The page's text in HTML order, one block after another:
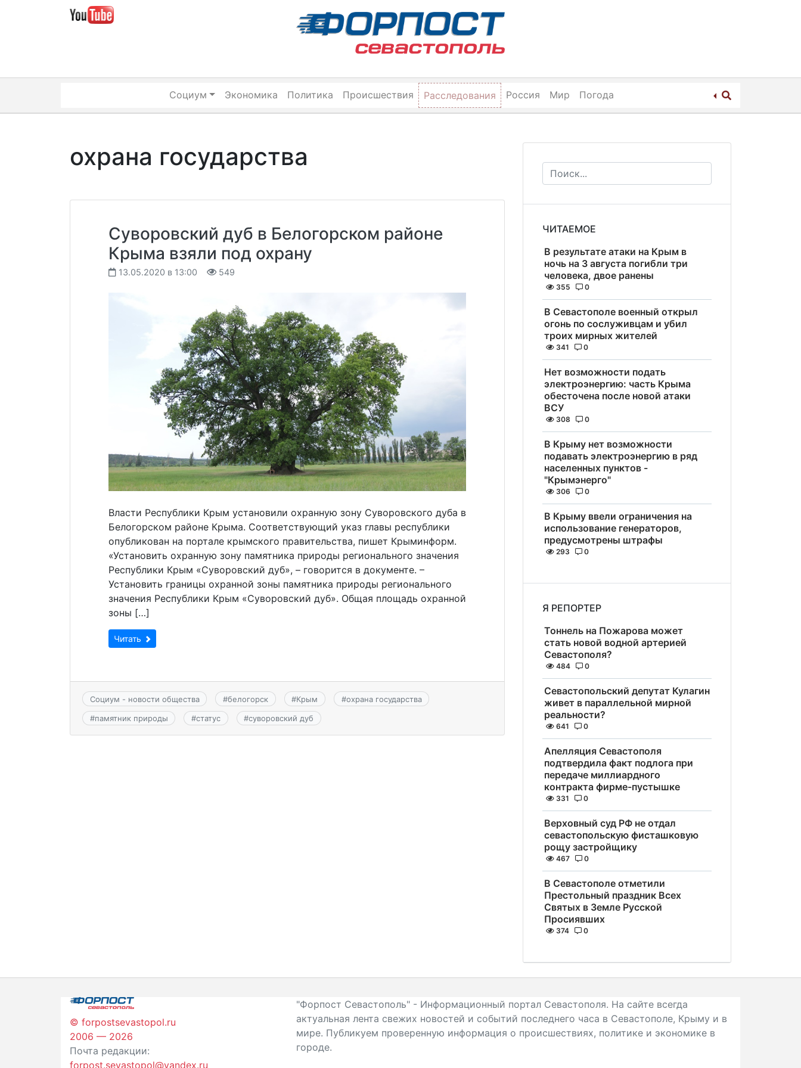
Социум Экономика Политика Происшествия Расследования Россия Мир Погода
охрана государства
Суворовский дуб в Белогорском районе
Крыма взяли под охрану
13.05.2020 в 13:00 549
Власти Республики Крым установили охранную зону Суворовского дуба в
Белогорском районе Крыма. Соответствующий указ главы республики
опубликован на портале крымского правительства, пишет Крыминформ.
«Установить охранную зону памятника природы регионального значения
Республики Крым «Суворовский дуб», – говорится в документе. –
Установить границы охранной зоны памятника природы регионального
значения Республики Крым «Суворовский дуб». Общая площадь охранной
зоны […]
Читать
Социум - новости общества #белогорск #Крым #охрана государства
#памятник природы #статус #суворовский дуб
ЧИТАЕМОЕ
В результате атаки на Крым в
ночь на 3 августа погибли три
человека, двое ранены
355 0
В Севастополе военный открыл
огонь по сослуживцам и убил
троих мирных жителей
341 0
Нет возможности подать
электроэнергию: часть Крыма
обесточена после новой атаки
ВСУ
308 0
В Крыму нет возможности
подавать электроэнергию в ряд
населенных пунктов -
"Крымэнерго"
306 0
В Крыму ввели ограничения на
использование генераторов,
предусмотрены штрафы
293 0
Я РЕПОРТЕР
Тоннель на Пожарова может
стать новой водной артерией
Севастополя?
484 0
Севастопольский депутат Кулагин
живет в параллельной мирной
реальности?
641 0
Апелляция Севастополя
подтвердила факт подлога при
передаче миллиардного
контракта фирме-пустышке
331 0
Верховный суд РФ не отдал
севастопольскую фисташковую
рощу застройщику
467 0
В Севастополе отметили
Престольный праздник Всех
Святых в Земле Русской
Просиявших
374 0
© forpostsevastopol.ru
2006 — 2026
Почта редакции:
forpost.sevastopol@yandex.ru
"Форпост Севастополь" - Информационный портал Севастополя. На сайте всегда
актуальная лента свежих новостей и событий последнего часа в Севастополе, Крыму и в
мире. Публикуем проверенную информация о происшествиях, политике и экономике в
городе.